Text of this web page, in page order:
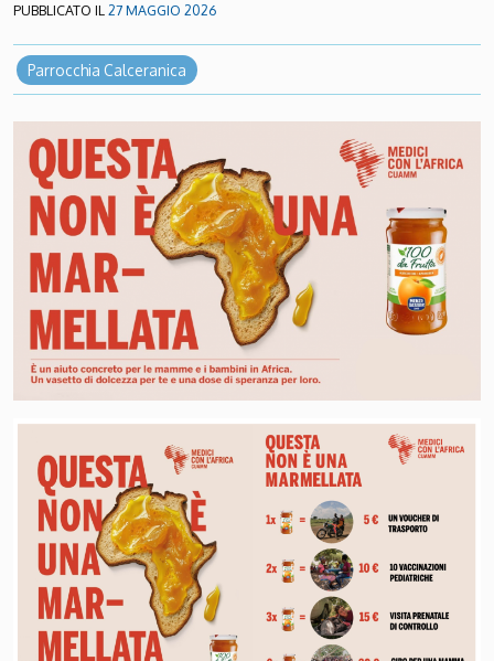
PUBBLICATO IL27 MAGGIO 2026
Parrocchia Calceranica